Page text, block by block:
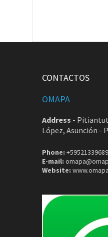
CONTACTOS
OMAPA
Address -
López, Asunción -
Phone:
E-mail:
Website: